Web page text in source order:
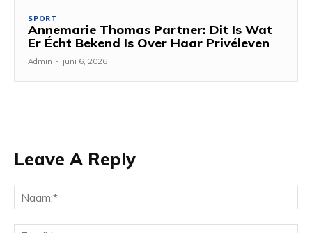
SPORT
Annemarie Thomas Partner: Dit Is Wat
Er Écht Bekend Is Over Haar Privéleven
Admin - juni 6, 2026
Leave A Reply